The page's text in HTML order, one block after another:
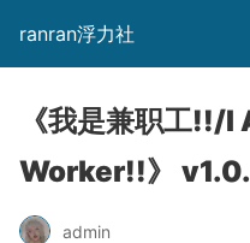
ranran浮力社
《我是兼职工
Worker!!》
admin